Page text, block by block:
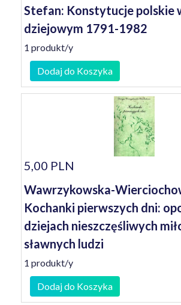
Stefan: Konstytucje polskie
dziejowym 1791-1982
1 produkt/y
Dodaj do Koszyka
5,00 PLN
Wawrzykowska-
Kochanki pierwszych dni:
dziejach nieszczęśliwych
sławnych ludzi
1 produkt/y
Dodaj do Koszyka